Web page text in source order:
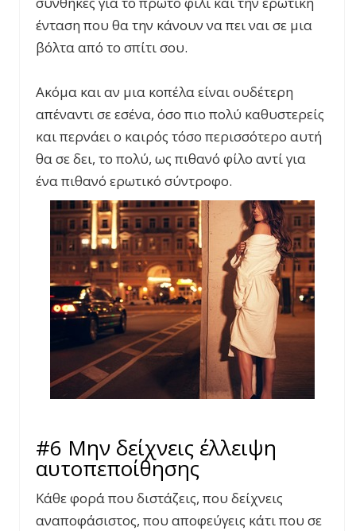
ένταση που θα την κάνουν να πει ναι σε μια
βόλτα από το σπίτι σου.
Ακόμα και αν μια κοπέλα είναι ουδέτερη
απέναντι σε εσένα, όσο πιο πολύ καθυστερείς
και περνάει ο καιρός τόσο περισσότερο αυτή
θα σε δει, το πολύ, ως πιθανό φίλο αντί για
ένα πιθανό ερωτικό σύντροφο.
#6 Μην δείχνεις έλλειψη
αυτοπεποίθησης
Κάθε φορά που διστάζεις, που δείχνεις
αναποφάσιστος, που αποφεύγεις κάτι που σε